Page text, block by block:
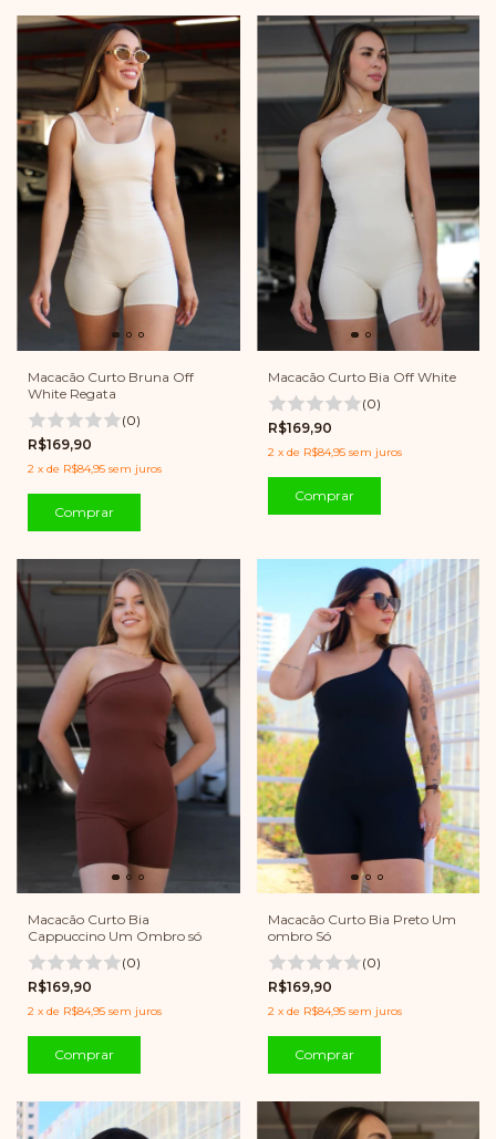
Macacão Curto Bruna Off
White Regata
(0)
R$169,90
2 x de R$84,95 sem juros
Comprar
Macacão Curto Bia Off White
(0)
R$169,90
2 x de R$84,95 sem juros
Comprar
Macacão Curto Bia
Cappuccino Um Ombro só
(0)
R$169,90
2 x de R$84,95 sem juros
Comprar
Macacão Curto Bia Preto Um
ombro Só
(0)
R$169,90
2 x de R$84,95 sem juros
Comprar